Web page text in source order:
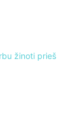
žinoti prieš